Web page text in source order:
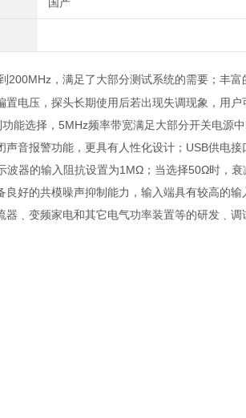
200MHz ，满足了大部分测试系统的需要；丰
电压，探头长期使用后若出现失调现象，用户
能选择， 5MHz频率带宽满足大部分开关电源中
音报警功能，更具有人性化设计； USB供电接
波器的输入阻抗设置为1MΩ；当选择50Ω时，衰
好的共模噪声抑制能力，输入端具有较高的输
﹑变频家电和其它电气功率装置等的研发﹑调